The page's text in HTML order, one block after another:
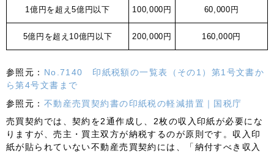
1億円を超え5億円以下 100,000円 60,000円
5億円を超え10億円以下 200,000円 160,000円
参照元： No.7140 印紙税額の一覧表（その1）第1号文書か
ら第4号文書まで
参照元： 不動産売買契約書の印紙税の軽減措置｜国税庁
売買契約 では、契約を2通作成し、2枚の収入印紙が必要にな
りますが、売主・買主双方が納税するのが原則 です。収入印
紙が貼られていない不動産売買契約には、「納付すべき収入